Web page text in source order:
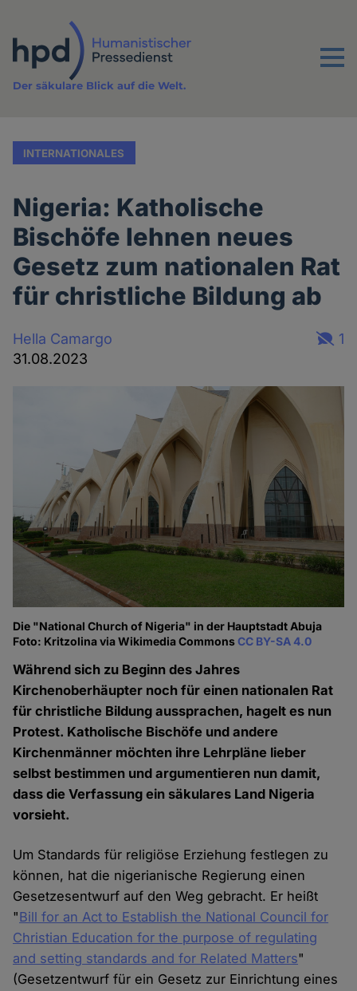
Inhalt
Menu
Der säkulare Blick auf die Welt.
INTERNATIONALES
Nigeria: Katholische
Bischöfe lehnen neues
Gesetz zum nationalen Rat
für christliche Bildung ab
Hella Camargo
31.08.2023
1
Die "National Church of Nigeria" in der Hauptstadt Abuja
Foto: Kritzolina via Wikimedia CommonsCC BY-SA 4.0
Während sich zu Beginn des Jahres
Kirchenoberhäupter noch für einen nationalen Rat
für christliche Bildung aussprachen, hagelt es nun
Protest. Katholische Bischöfe und andere
Kirchenmänner möchten ihre Lehrpläne lieber
selbst bestimmen und argumentieren nun damit,
dass die Verfassung ein säkulares Land Nigeria
vorsieht.
Um Standards für religiöse Erziehung festlegen zu
können, hat die nigerianische Regierung einen
Gesetzesentwurf auf den Weg gebracht. Er heißt
"Bill for an Act to Establish the National Council for
Christian Education for the purpose of regulating
and setting standards and for Related Matters"
(Gesetzentwurf für ein Gesetz zur Einrichtung eines